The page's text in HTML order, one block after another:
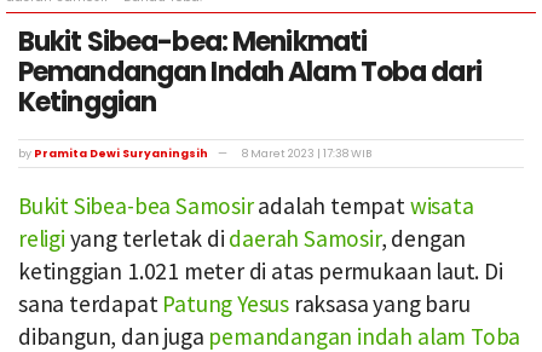
Bukit Sibea-bea: Menikmati
Pemandangan Indah Alam Toba dari
Ketinggian
by Pramita Dewi Suryaningsih 8 Maret 2023 | 17:38 WIB
Bukit Sibea-bea Samosiradalah tempat wisata
religi yang terletak di daerah Samosir, dengan
ketinggian 1.021 meter di atas permukaan laut. Di
sana terdapat Patung Yesus raksasa yang baru
dibangun, dan juga pemandangan indah alam Toba